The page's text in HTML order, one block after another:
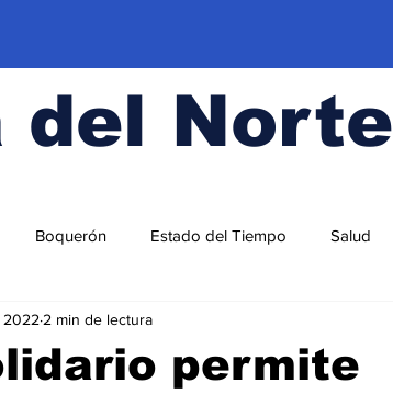
del Norte
Boquerón Estado del Tiempo Salud
Peralta Concepción
permite
2022 2 min de lectura